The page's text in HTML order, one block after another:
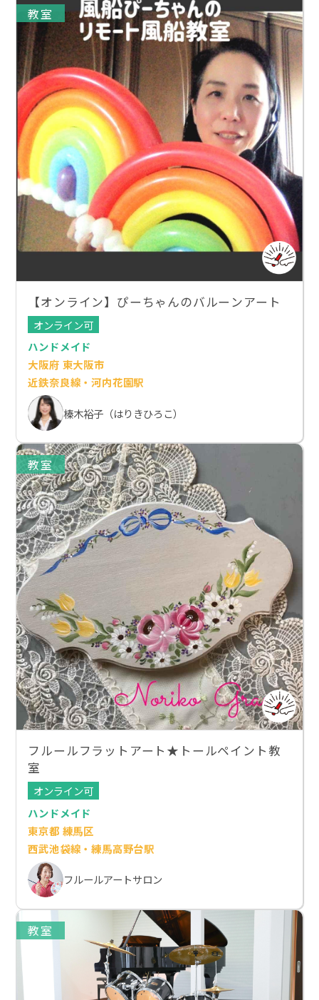
教室
【オンライン】ぴーちゃんのバルーンアート
オンライン可
ハンドメイド
大阪府 東大阪市
近鉄奈良線・河内花園駅
榛木裕子（はりきひろこ）
教室
フルールフラットアート★トールペイント教
室
オンライン可
ハンドメイド
東京都 練馬区
西武池袋線・練馬高野台駅
フルールアートサロン
教室